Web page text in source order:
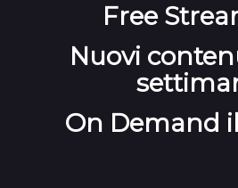
Free
Nuovi
On Demand